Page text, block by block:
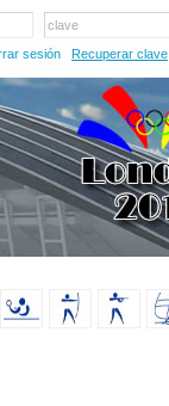
clave
sesión
Recuperar clave